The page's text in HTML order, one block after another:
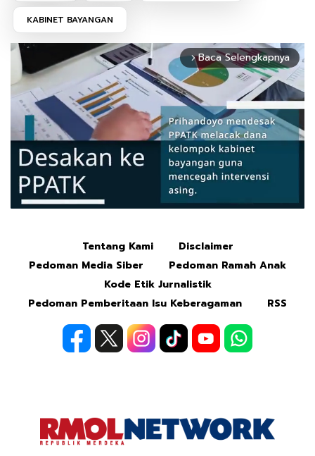
KABINET BAYANGAN
arrow_forward_ios Baca Selengkapnya
Tentang Kami
Disclaimer
Pedoman Media Siber
Pedoman Ramah Anak
Kode Etik Jurnalistik
Pedoman Pemberitaan Isu Keberagaman
RSS